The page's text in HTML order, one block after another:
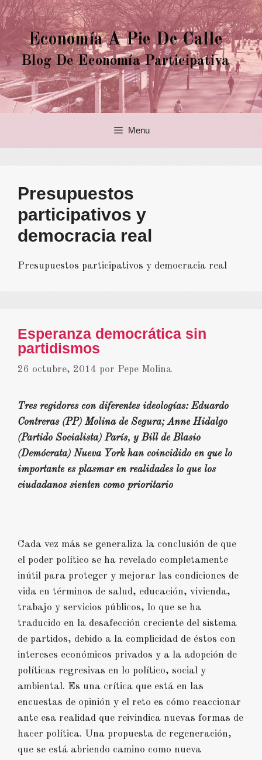
Saltar
al
contenidoEconomía A Pie De Calle
Blog De Economía Participativa
Menu
Presupuestos
participativos y
democracia real
Presupuestos participativos y democracia real
Esperanza democrática sin
partidismos
26 octubre, 2014 por Pepe Molina
Tres regidores con diferentes ideologías: Eduardo
Contreras (PP) Molina de Segura; Anne Hidalgo
(Partido Socialista) París, y Bill de Blasio
(Demócrata) Nueva York han coincidido en que lo
importante es plasmar en realidades lo que los
ciudadanos sienten como prioritario
Cada vez más se generaliza la conclusión de que
el poder político se ha revelado completamente
inútil para proteger y mejorar las condiciones de
vida en términos de salud, educación, vivienda,
trabajo y servicios públicos, lo que se ha
traducido en la desafección creciente del sistema
de partidos, debido a la complicidad de éstos con
intereses económicos privados y a la adopción de
políticas regresivas en lo político, social y
ambiental. Es una crítica que está en las
encuestas de opinión y el reto es cómo reaccionar
ante esa realidad que reivindica nuevas formas de
hacer política. Una propuesta de regeneración,
que se está abriendo camino como nueva